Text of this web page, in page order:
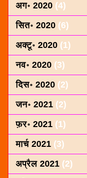
अग॰ 2020 (4)
सित॰ 2020 (6)
अक्टू॰ 2020 (1)
नव॰ 2020 (3)
दिस॰ 2020 (2)
जन॰ 2021 (2)
फ़र॰ 2021 (1)
मार्च 2021 (3)
अप्रैल 2021 (2)